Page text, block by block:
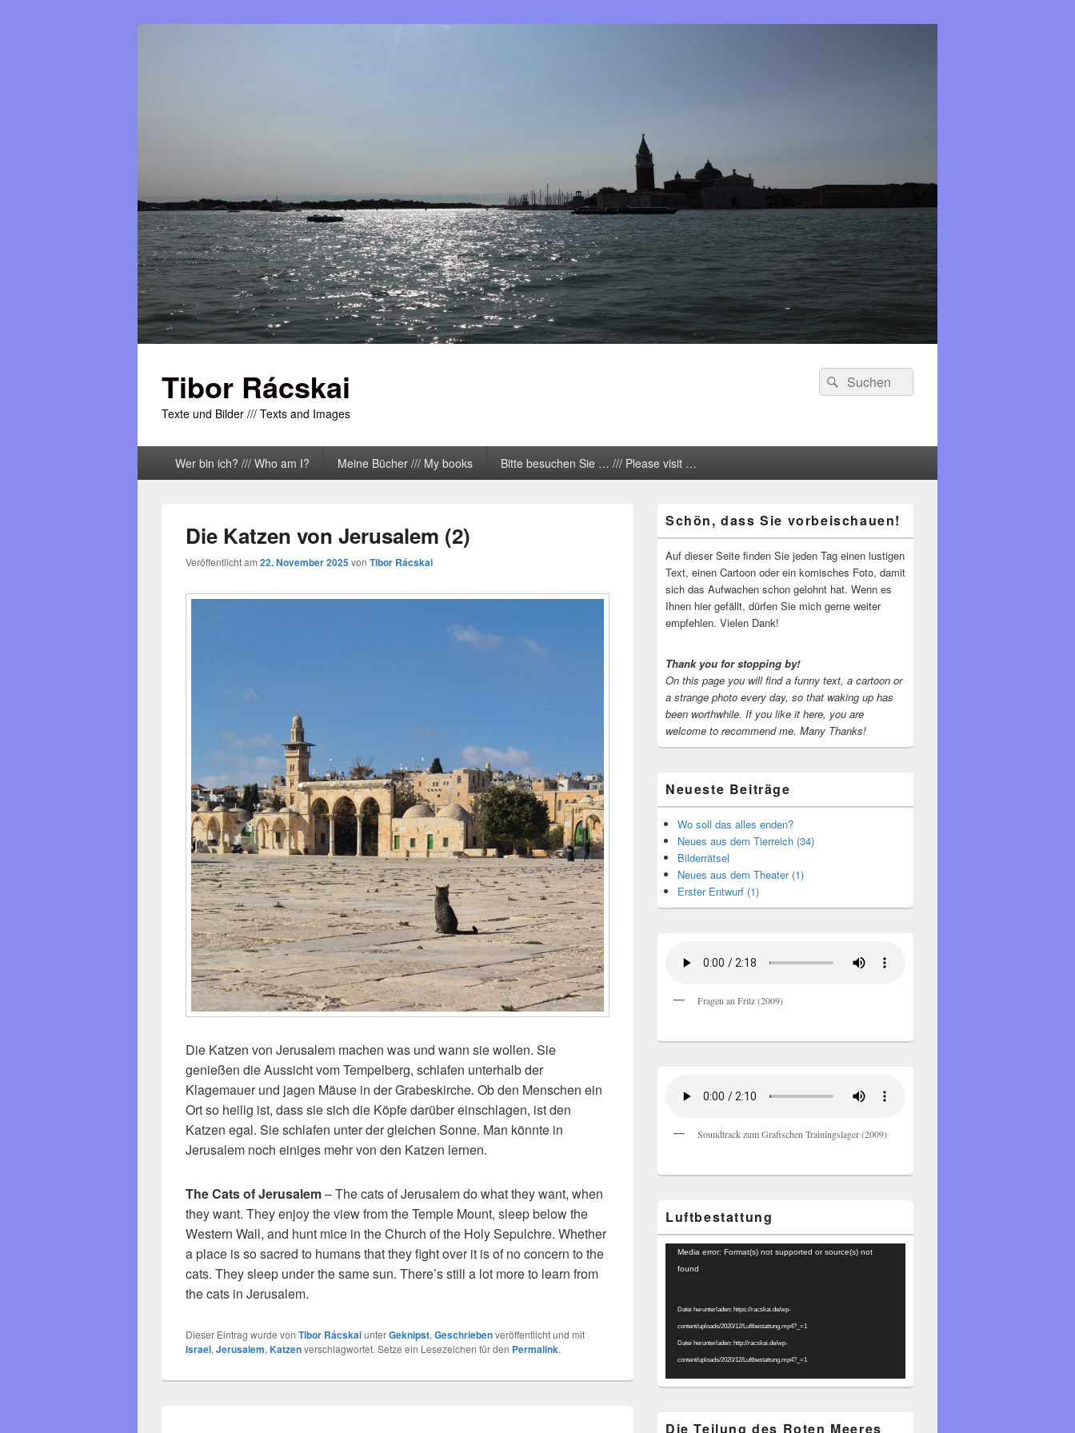
Tibor Rácskai
Texte und Bilder /// Texts and Images
Suchen
nach:
Suchen
Wer bin ich? /// Who am I? Meine Bücher /// My books Bitte besuchen Sie … /// Please visit …
Die Katzen von Jerusalem (2)
Veröffentlicht am 22. November 2025von Tibor Rácskai
Die Katzen von Jerusalem machen was und wann sie wollen. Sie
genießen die Aussicht vom Tempelberg, schlafen unterhalb der
Klagemauer und jagen Mäuse in der Grabeskirche. Ob den Menschen ein
Ort so heilig ist, dass sie sich die Köpfe darüber einschlagen, ist den
Katzen egal. Sie schlafen unter der gleichen Sonne. Man könnte in
Jerusalem noch einiges mehr von den Katzen lernen.
The Cats of Jerusalem– The cats of Jerusalem do what they want, when
they want. They enjoy the view from the Temple Mount, sleep below the
Western Wall, and hunt mice in the Church of the Holy Sepulchre. Whether
a place is so sacred to humans that they fight over it is of no concern to the
cats. They sleep under the same sun. There’s still a lot more to learn from
the cats in Jerusalem.
Dieser Eintrag wurde von Tibor RácskaiunterGeknipst, Geschriebenveröffentlicht und mit
Israel, Jerusalem, Katzenverschlagwortet. Setze ein Lesezeichen für den Permalink.
Seitenleisten-
Widgetbereich
Schön, dass Sie vorbeischauen!
Auf dieser Seite finden Sie jeden Tag einen lustigen
Text, einen Cartoon oder ein komisches Foto, damit
sich das Aufwachen schon gelohnt hat. Wenn es
Ihnen hier gefällt, dürfen Sie mich gerne weiter
empfehlen. Vielen Dank!
Thank you for stopping by!
On this page you will find a funny text, a cartoon or
a strange photo every day, so that waking up has
been worthwhile. If you like it here, you are
welcome to recommend me. Many Thanks!
Neueste Beiträge
Wo soll das alles enden?
Neues aus dem Tierreich (34)
Bilderrätsel
Neues aus dem Theater (1)
Erster Entwurf (1)
Fragen an Fritz (2009)
Soundtrack zum Grafischen Trainingslager (2009)
Luftbestattung
Video-
Player
Media error: Format(s) not supported or source(s) not
found
Datei herunterladen: https://racskai.de/wp-
content/uploads/2020/12/Luftbestattung.mp4?_=1
Datei herunterladen: http://racskai.de/wp-
content/uploads/2020/12/Luftbestattung.mp4?_=1
Die Teilung des Roten Meeres